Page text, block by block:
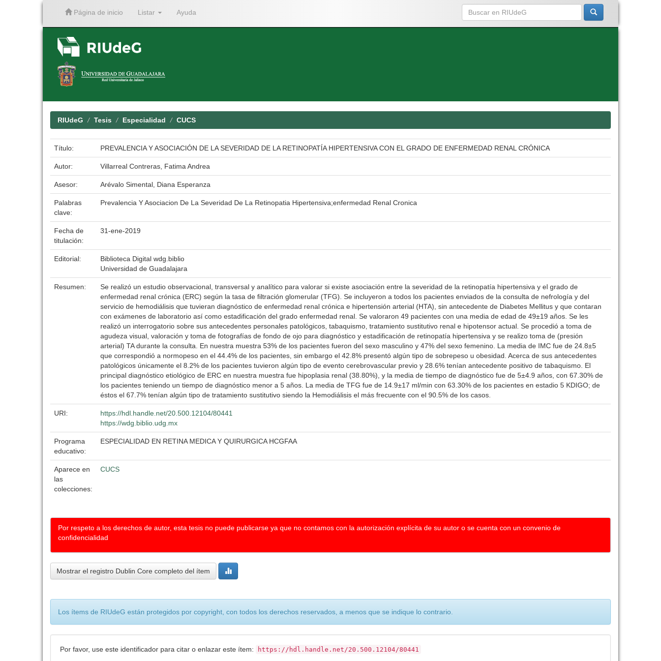
Página de inicio Listar Ayuda
RIUdeG Tesis Especialidad CUCS
Título: PREVALENCIA Y ASOCIACIÓN DE LA SEVERIDAD DE LA RETINOPATÍA HIPERTENSIVA CON EL GRADO DE ENFERMEDAD RENAL CRÓNICA
Autor: Villarreal Contreras, Fatima Andrea
Asesor: Arévalo Simental, Diana Esperanza
Palabras
clave:
Prevalencia Y Asociacion De La Severidad De La Retinopatia Hipertensiva;enfermedad Renal Cronica
Fecha de
titulación:
31-ene-2019
Editorial:
Biblioteca Digital wdg.biblio
Universidad de Guadalajara
Resumen:
Se realizó un estudio observacional, transversal y analítico para valorar si existe asociación entre la severidad de la retinopatía hipertensiva y el grado de
enfermedad renal crónica (ERC) según la tasa de filtración glomerular (TFG). Se incluyeron a todos los pacientes enviados de la consulta de nefrología y del
servicio de hemodiálisis que tuvieran diagnóstico de enfermedad renal crónica e hipertensión arterial (HTA), sin antecedente de Diabetes Mellitus y que contaran
con exámenes de laboratorio así como estadificación del grado enfermedad renal. Se valoraron 49 pacientes con una media de edad de 49±19 años. Se les
realizó un interrogatorio sobre sus antecedentes personales patológicos, tabaquismo, tratamiento sustitutivo renal e hipotensor actual. Se procedió a toma de
agudeza visual, valoración y toma de fotografías de fondo de ojo para diagnóstico y estadificación de retinopatía hipertensiva y se realizo toma de (presión
arterial) TA durante la consulta. En nuestra muestra 53% de los pacientes fueron del sexo masculino y 47% del sexo femenino. La media de IMC fue de 24.8±5
que correspondió a normopeso en el 44.4% de los pacientes, sin embargo el 42.8% presentó algún tipo de sobrepeso u obesidad. Acerca de sus antecedentes
patológicos únicamente el 8.2% de los pacientes tuvieron algún tipo de evento cerebrovascular previo y 28.6% tenían antecedente positivo de tabaquismo. El
principal diagnóstico etiológico de ERC en nuestra muestra fue hipoplasia renal (38.80%), y la media de tiempo de diagnóstico fue de 5±4.9 años, con 67.30% de
los pacientes teniendo un tiempo de diagnóstico menor a 5 años. La media de TFG fue de 14.9±17 ml/min con 63.30% de los pacientes en estadio 5 KDIGO; de
éstos el 67.7% tenían algún tipo de tratamiento sustitutivo siendo la Hemodiálisis el más frecuente con el 90.5% de los casos.
URI:
https://hdl.handle.net/20.500.12104/80441
https://wdg.biblio.udg.mx
Programa
educativo:
ESPECIALIDAD EN RETINA MEDICA Y QUIRURGICA HCGFAA
Aparece en
las
colecciones:
CUCS
Por respeto a los derechos de autor, esta tesis no puede publicarse ya que no contamos con la autorización explícita de su autor o se cuenta con un convenio de
confidencialidad
Mostrar el registro Dublin Core completo del ítem
Los ítems de RIUdeG están protegidos por copyright, con todos los derechos reservados, a menos que se indique lo contrario.
Por favor, use este identificador para citar o enlazar este ítem: https://hdl.handle.net/20.500.12104/80441